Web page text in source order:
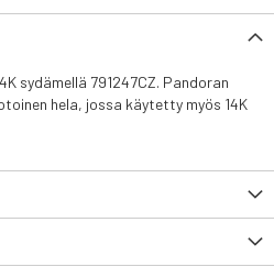
sydämellä 791247CZ. Pandoran
hela, jossa käytetty myös 14K